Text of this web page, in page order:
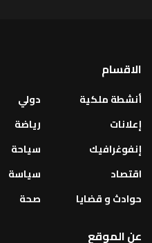
الاقسام
أنشطة ملكية
إعلانات
إنفوغرافيك
اقتصاد
حوادث و قضايا
دولي
رياضة
سياحة
سياسة
صحة
عن الموقع